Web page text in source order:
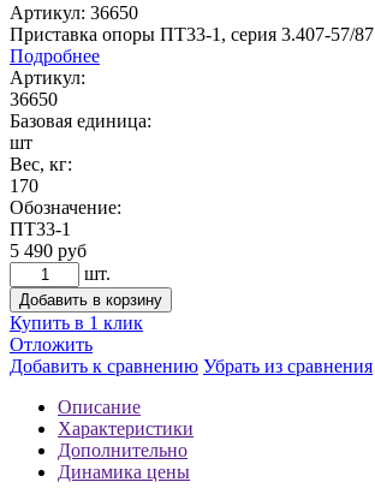
Артикул: 36650
Приставка опоры ПТ33-1, серия 3.407-57/87
Подробнее
Артикул:
36650
Базовая единица:
шт
Вес, кг:
170
Обозначение:
ПТ33-1
5 490 руб
шт.
Добавить в корзину
Купить в 1 клик
Отложить
Добавить к сравнению Убрать из сравнения
Описание
Характеристики
Дополнительно
Динамика цены